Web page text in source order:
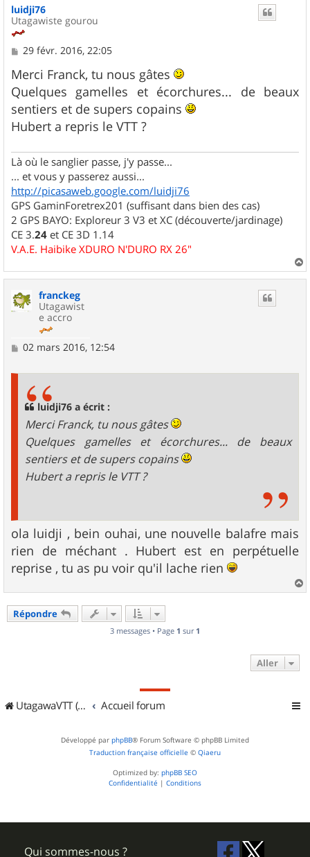
luidji76
Utagawiste gourou
M
s
s
a
g
e
29 févr. 2016, 22:05
Merci Franck, tu nous gâtes
Quelques gamelles et écorchures... de beaux
sentiers et de supers copains
Hubert a repris le VTT ?
Là où le sanglier passe, j'y passe...
... et vous y passerez aussi...
http://picasaweb.google.com/luidji76
GPS GaminForetrex201 (suffisant dans bien des cas)
2 GPS BAYO: Exploreur 3 V3 et XC (découverte/jardinage)
CE 3.24 et CE 3D 1.14
V.A.E. Haibike XDURO N'DURO RX 26"
a
franckeg
Utagawist
e accro
M
02 mars 2016, 12:54
luidji76 a écrit :
Merci Franck, tu nous gâtes
Quelques gamelles et écorchures... de beaux
sentiers et de supers copains
Hubert a repris le VTT ?
ola luidji , bein ouhai, une nouvelle balafre mais
rien de méchant . Hubert est en perpétuelle
reprise , tu as pu voir qu'il lache rien
a
Répondre
3 messages • Page 1 sur 1
Aller
UtagawaVTT (Randos VTT et VTTAE avec traces GPS) Accueil forum
Développé par phpBB® Forum Software © phpBB Limited
Traduction française officielle © Qiaeru
Optimized by: phpBB SEO
Confidentialité | Conditions
Qui sommes-nous ?